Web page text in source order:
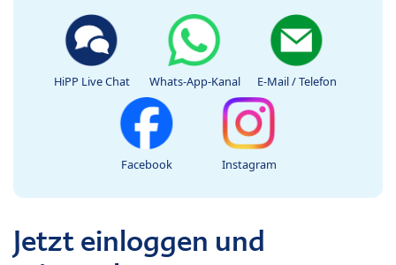
HiPP Live Chat Whats-App-Kanal E-Mail / Telefon
Facebook Instagram
Jetzt einloggen und